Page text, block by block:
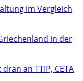
im Vergleich
in der
an TTIP, CETA